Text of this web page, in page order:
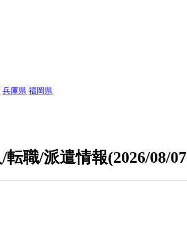
兵庫県 福岡県
職/派遣情報(2026/08/